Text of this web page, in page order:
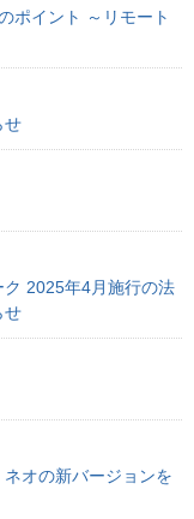
ポイント ～リモート
せ
ク 2025年4月施行の法
せ
オの新バージョンを